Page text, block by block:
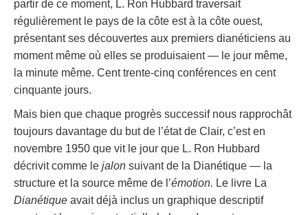
partir de ce moment, L. Ron Hubbard traversait
régulièrement le pays de la côte est à la côte ouest,
présentant ses découvertes aux premiers dianéticiens au
moment même où elles se produisaient — le jour même,
la minute même. Cent trente-cinq conférences en cent
cinquante jours.
Mais bien que chaque progrès successif nous rapprochât
toujours davantage du but de l’état de Clair, c’est en
novembre 1950 que vit le jour que L. Ron Hubbard
décrivit comme le jalon suivant de la Dianétique — la
structure et la source même de l’émotion. Le livre La
Dianétique avait déjà inclus un graphique descriptif